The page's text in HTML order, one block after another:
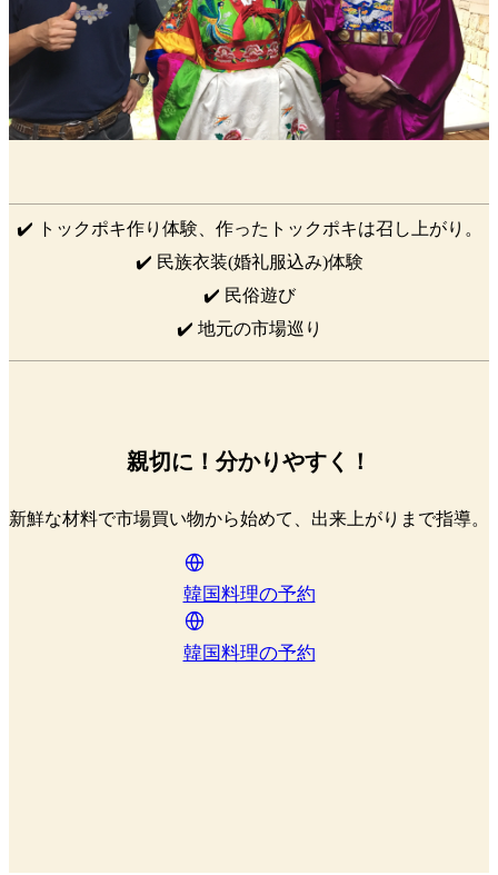
✔️ トックポキ作り体験、作ったトックポキは召し上がり。
✔️ 民族衣装(婚礼服込み)体験
✔️ 民俗遊び
✔️ 地元の市場巡り
親切に！分かりやすく！
新鮮な材料で市場買い物から始めて、出来上がりまで指導。
韓国料理の予約
韓国料理の予約